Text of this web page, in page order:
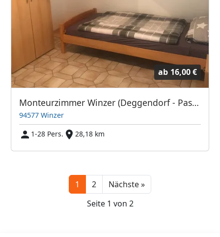
ab 16,00 €
Monteurzimmer Winzer (Deggendorf - Passau)
94577 Winzer
1-28 Pers.
28,18 km
1 2 Nächste »Next
Seite 1 von 2